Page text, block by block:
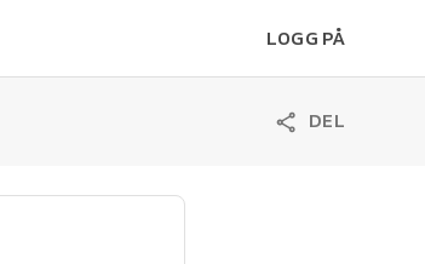
LOGG PÅ
DEL